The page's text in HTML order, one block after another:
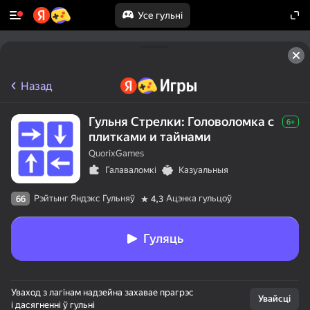
Усе гульні
Назад
Гульня Стрелки: Головоломка с
плитками и тайнами
6+
QuorixGames
Галаваломкі
Казуальныя
66 Рэйтынг Яндэкс Гульняў 4,3 Ацэнка гульцоў
Гуляць
Уваход з лагінам надзейна захавае прагрэс
і дасягненні ў гульні
Увайсці